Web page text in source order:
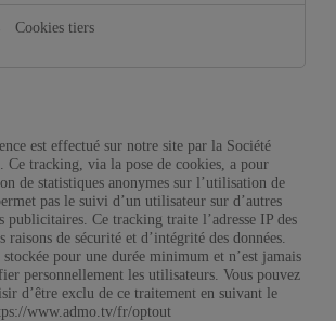
Cookies tiers
est effectué sur notre site par la Société
tracking, via la pose de cookies, a pour
de statistiques anonymes sur l’utilisation de
pas le suivi d’un utilisateur sur d’autres
publicitaires. Ce tracking traite l’adresse IP des
raisons de sécurité et d’intégrité des données.
stockée pour une durée minimum et n’est jamais
personnellement les utilisateurs. Vous pouvez
d’être exclu de ce traitement en suivant le
www.admo.tv/fr/optout